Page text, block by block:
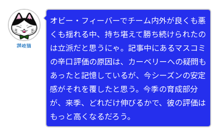
讃岐猫
オビー・フィーバーでチーム内外が良くも悪
くも揺れる中、持ち堪えて勝ち続けられたの
は立派だと思うにゃ。記事中にあるマスコミ
の辛口評価の原因は、カーベリーへの疑問も
あったと記憶しているが、今シーズンの安定
感がそれを覆したと思う。今季の育成部分
が、来季、どれだけ伸びるかで、彼の評価は
もっと高くなるだろう。